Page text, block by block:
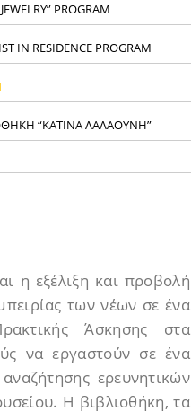
PROGRAM
IN RESIDENCE PROGRAM
“ΚΑΤΙΝΑ ΛΑΛΑΟΥΝΗ”
η εξέλιξη και προβολή
των νέων σε ένα
Άσκησης στα
να εργαστούν σε ένα
ερευνητικών
Η βιβλιοθήκη, τα